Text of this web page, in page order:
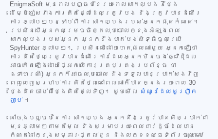
EnigmaSoft មុនពេលបញ្ចប់នៃរយៈពេលសាកល្បង 7 ថ្ងៃ
ដើម្បីជៀសវាងការគិតថ្លៃដែលត្រូវបង់ និងត្រូវបានដំណើរ
ការភ្លាមៗបន្ទាប់ពីការសាកល្បងរបស់អ្នកផុតកំណត់។
ប្រសិនបើអ្នកសម្រេចចិត្តលុបចោលក្នុងអំឡុងពេល
សាកល្បងរបស់អ្នក អ្នកនឹងបាត់បង់សិទ្ធិចូលប្រើ
SpyHunter ភ្លាមៗ។ ប្រសិនបើដោយហេតុផលណាមួយ អ្នកជឿថា
ការគិតថ្លៃត្រូវបានដំណើរការដែលអ្នកមិនចង់ធ្វើ (ដែល
អាចកើតឡើងដោយផ្អែកលើការគ្រប់គ្រងប្រព័ន្ធ ជា
ឧទាហរណ៍) អ្នកក៏អាចលុបចោល និងទទួលបានប្រាក់សងវិញ
ពេញលេញសម្រាប់ការគិតថ្លៃនៅពេលណាក៏បានក្នុងរយៈពេល 30
ថ្ងៃគិតចាប់ពីថ្ងៃគិតថ្លៃទិញ។ សូមមើល សំណួរដែលសួរញឹក
ញាប់ ។
នៅចុងបញ្ចប់នៃការសាកល្បង អ្នកនឹងត្រូវបានគិតប្រាក់ជា
មុនភ្លាមៗតាមតម្លៃ និងសម្រាប់រយៈពេលជាវដូចដែលបាន
កំណត់នៅក្នុងសម្ភារៈផ្តល់ជូន និងលក្ខខណ្ឌទំព័រចុះឈ្មោះ/